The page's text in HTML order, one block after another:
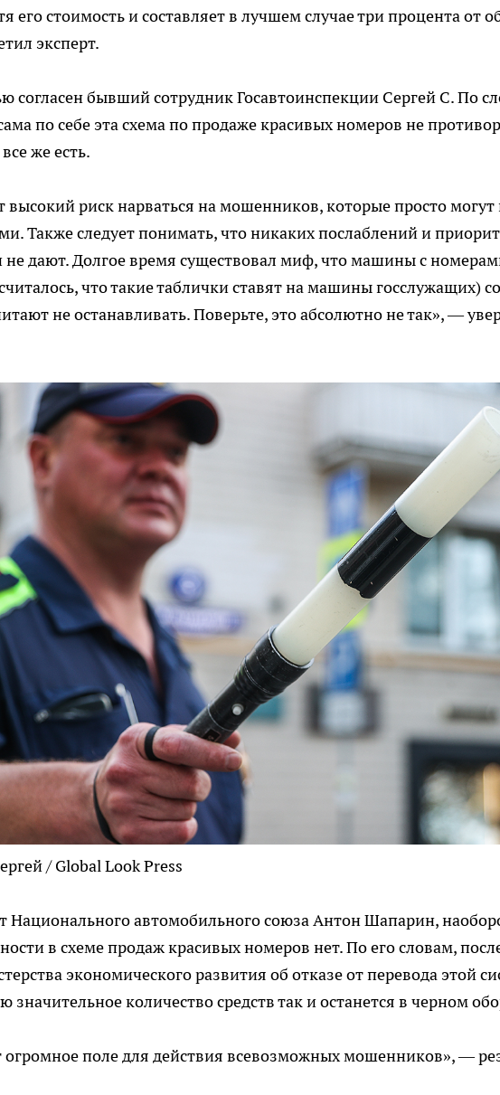
его стоимость и составляет в лучшем случае три процента от
эксперт.
согласен бывший сотрудник Госавтоинспекции Сергей С. По
по себе эта схема по продаже красивых номеров не
же есть.
высокий риск нарваться на мошенников, которые просто могут
Также следует понимать, что никаких послаблений и
не дают. Долгое время существовал миф, что машины с
что такие таблички ставят на машины госслужащих)
не останавливать. Поверьте, это абсолютно не так», —
/ Global Look Press
Национального автомобильного союза Антон Шапарин,
в схеме продаж красивых номеров нет. По его словам,
экономического развития об отказе от перевода этой
значительное количество средств так и останется в черном
огромное поле для действия всевозможных мошенников», —